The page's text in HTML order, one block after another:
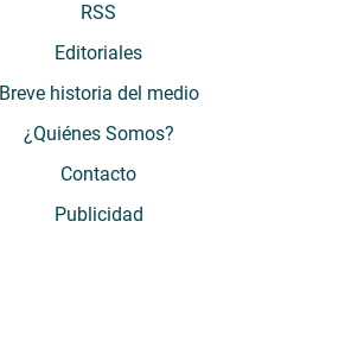
RSS
Editoriales
Breve historia del medio
¿Quiénes Somos?
Contacto
Publicidad